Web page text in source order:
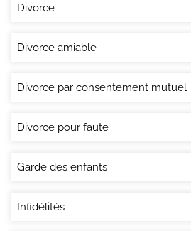
Divorce
Divorce amiable
Divorce par consentement mutuel
Divorce pour faute
Garde des enfants
Infidélités